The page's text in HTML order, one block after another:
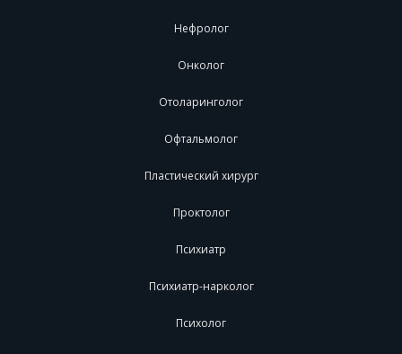
Нефролог
Онколог
Отоларинголог
Офтальмолог
Пластический хирург
Проктолог
Психиатр
Психиатр-нарколог
Психолог